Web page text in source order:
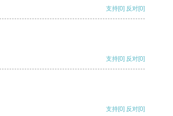
支持[0] 反对[0]
支持[0] 反对[0]
支持[0] 反对[0]